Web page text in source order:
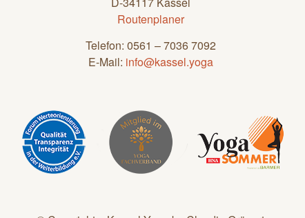
Routenplaner
Telefon: 0561 – 7036 7092
E-Mail: info@kassel.yoga